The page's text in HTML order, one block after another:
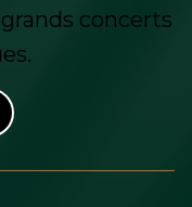
grands concerts